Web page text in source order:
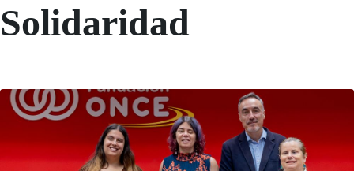
Solidaridad